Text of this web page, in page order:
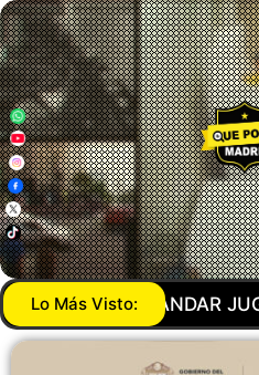
Lo Más Visto:
LA PISTOLA… AGENTE